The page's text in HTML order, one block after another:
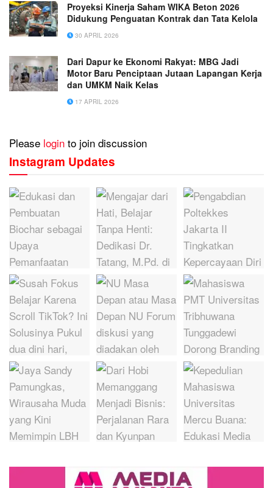
Proyeksi Kinerja Saham WIKA Beton 2026
Didukung Penguatan Kontrak dan Tata Kelola
30 APRIL 2026
Dari Dapur ke Ekonomi Rakyat: MBG Jadi
Motor Baru Penciptaan Jutaan Lapangan Kerja
dan UMKM Naik Kelas
17 APRIL 2026
Please login to join discussion
Instagram Updates